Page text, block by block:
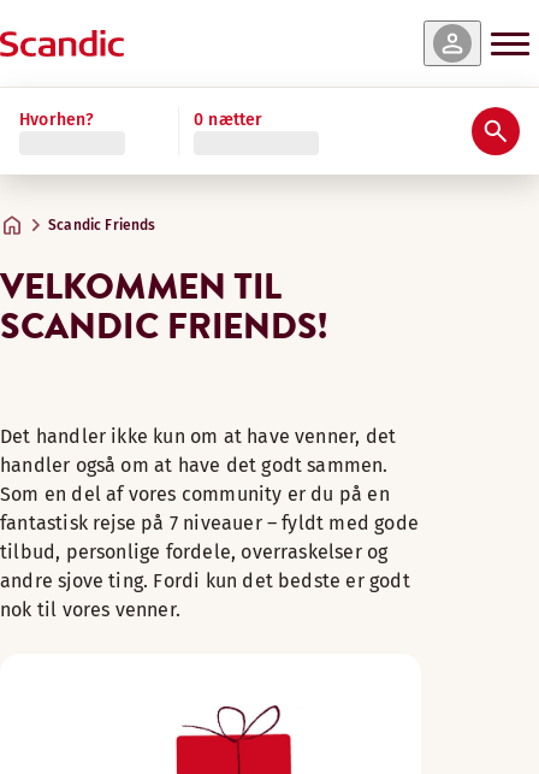
Hvorhen? 0 nætter
Scandic Friends
VELKOMMEN TIL
SCANDIC FRIENDS!
Det handler ikke kun om at have venner, det
handler også om at have det godt sammen.
Som en del af vores community er du på en
fantastisk rejse på 7 niveauer – fyldt med gode
tilbud, personlige fordele, overraskelser og
andre sjove ting. Fordi kun det bedste er godt
nok til vores venner.